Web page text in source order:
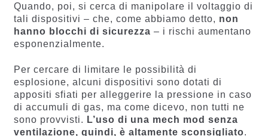
Quando, poi, si cerca di manipolare il voltaggio di
tali dispositivi – che, come abbiamo detto, non
hanno blocchi di sicurezza – i rischi aumentano
esponenzialmente.
Per cercare di limitare le possibilità di
esplosione, alcuni dispositivi sono dotati di
appositi sfiati per alleggerire la pressione in caso
di accumuli di gas, ma come dicevo, non tutti ne
sono provvisti. L’uso di una mech mod senza
ventilazione, quindi, è altamente sconsigliato.